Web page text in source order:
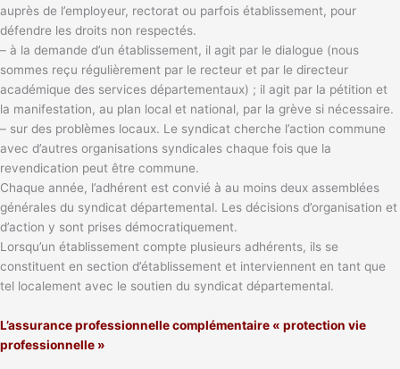
auprès de l’employeur, rectorat ou parfois établissement, pour
défendre les droits non respectés.
– à la demande d’un établissement, il agit par le dialogue (nous
sommes reçu régulièrement par le recteur et par le directeur
académique des services départementaux) ; il agit par la pétition et
la manifestation, au plan local et national, par la grève si nécessaire.
– sur des problèmes locaux. Le syndicat cherche l’action commune
avec d’autres organisations syndicales chaque fois que la
revendication peut être commune.
Chaque année, l’adhérent est convié à au moins deux assemblées
générales du syndicat départemental. Les décisions d’organisation et
d’action y sont prises démocratiquement.
Lorsqu’un établissement compte plusieurs adhérents, ils se
constituent en section d’établissement et interviennent en tant que
tel localement avec le soutien du syndicat départemental.
L’assurance professionnelle complémentaire « protection vie
professionnelle »